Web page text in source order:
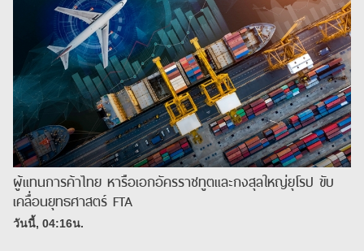
ผู้แทนการค้าไทย หารือเอกอัครราชทูตและกงสุลใหญ่ยุโรป ขับ
เคลื่อนยุทธศาสตร์ FTA
วันนี้, 04:16น.